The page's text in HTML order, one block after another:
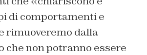
di comportamenti e
rimuoveremo dalla
che non potranno essere